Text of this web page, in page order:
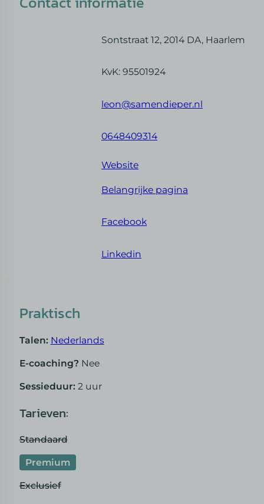
Sontstraat 12, 2014 DA, Haarlem
KvK: 95501924
leon@samendieper.nl
0648409314
Website
Belangrijke pagina
Facebook
Linkedin
Praktisch
Talen: Nederlands
E-coaching? Nee
Sessieduur: 2 uur
Tarieven:
Standaard
Premium
Exclusief